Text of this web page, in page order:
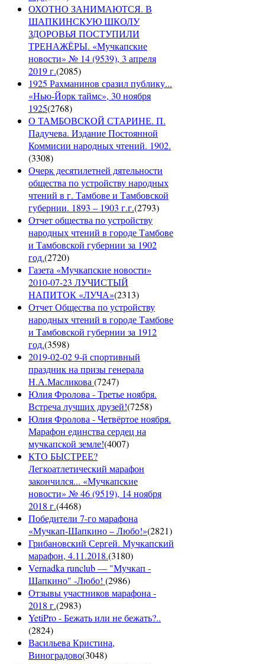
ОХОТНО ЗАНИМАЮТСЯ. В
ШАПКИНСКУЮ ШКОЛУ
ЗДОРОВЬЯ ПОСТУПИЛИ
ТРЕНАЖЁРЫ. «Мучкапские
новости» № 14 (9539), 3 апреля
2019 г.(2085)
1925 Рахманинов сразил публику...
«Нью-Йорк таймс», 30 ноября
1925(2768)
О ТАМБОВСКОЙ СТАРИНЕ. П.
Падучева. Издание Постоянной
Коммисии народных чтений. 1902.
(3308)
Очерк десятилетней дятельности
общества по устройству народных
чтений в г. Тамбове и Тамбовской
губернии. 1893 – 1903 г.г.(2793)
Отчет общества по устройству
народных чтений в городе Тамбове
и Тамбовской губернии за 1902
год.(2720)
Газета «Мучкапские новости»
2010-07-23 ЛУЧИСТЫЙ
НАПИТОК «ЛУЧА»(2313)
Отчет Общества по устройству
народных чтений в городе Тамбове
и Тамбовской губернии за 1912
год.(3598)
2019-02-02 9-й спортивный
праздник на призы генерала
Н.А.Масликова(7247)
Юлия Фролова - Третье ноября.
Встреча лучших друзей!(7258)
Юлия Фролова - Четвёртое ноября.
Марафон единства сердец на
мучкапской земле!(4007)
КТО БЫСТРЕЕ?
Легкоатлетический марафон
закончился... «Мучкапские
новости» № 46 (9519), 14 ноября
2018 г.(4468)
Победители 7-го марафона
«Мучкап-Шапкино – Любо!»(2821)
Грибановский Сергей. Мучкапский
марафон, 4.11.2018.(3180)
Vernadka runclub — "Мучкап -
Шапкино" -Любо! (2986)
Отзывы участников марафона -
2018 г.(2983)
YetiPro - Бежать или не бежать?..
(2824)
Васильева Кристина,
Виноградово(3048)